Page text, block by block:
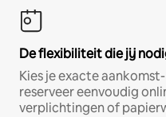
De flexibiliteit die jij
Kies je exacte
reserveer eenvoudig
verplichtingen of